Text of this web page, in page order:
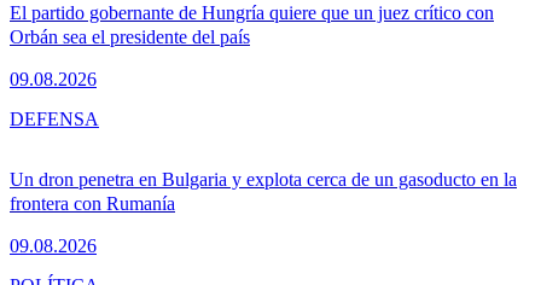
El partido gobernante de Hungría quiere que un juez crítico con
Orbán sea el presidente del país
09.08.2026
Un dron penetra en Bulgaria y explota cerca de un gasoducto en la
frontera con Rumanía
09.08.2026
DEFENSA